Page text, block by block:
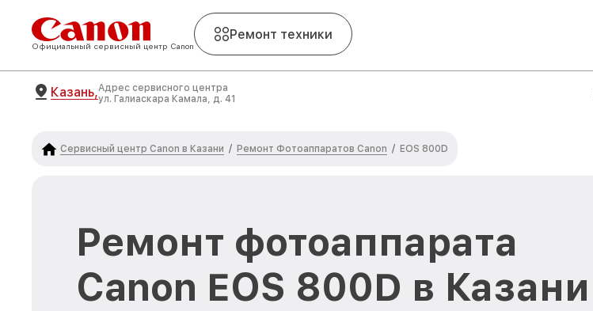
Официальный сервисный центр Canon
Ремонт техники
Казань,Адрес сервисного центра
ул. Галиаскара Камала, д. 41
Сервисный центр Canon в Казани / Ремонт Фотоаппаратов Canon / EOS 800D
Ремонт фотоаппарата
Canon EOS 800D в Казани